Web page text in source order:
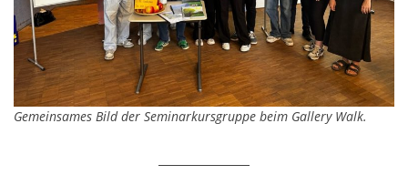
Gemeinsames Bild der Seminarkursgruppe beim Gallery Walk.